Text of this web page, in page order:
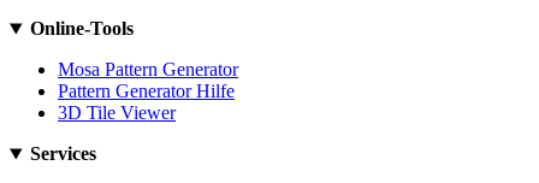
Online-Tools
Mosa Pattern Generator
Pattern Generator Hilfe
3D Tile Viewer
Services